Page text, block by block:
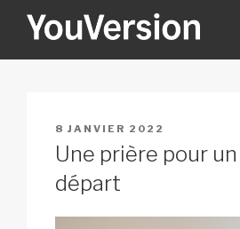
YOUVERSION
PUBLIÉ
LE
8 JANVIER 2022
Une prière pour
départ